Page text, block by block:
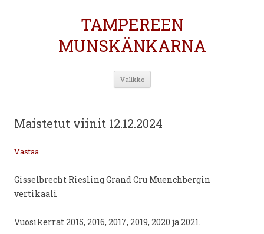
TAMPEREEN
MUNSKÄNKARNA
Valikko Siirry
Maistetut viinit 12.12.2024
Vastaa
Gisselbrecht Riesling Grand Cru Muenchbergin
vertikaali
Vuosikerrat 2015, 2016, 2017, 2019, 2020 ja 2021.